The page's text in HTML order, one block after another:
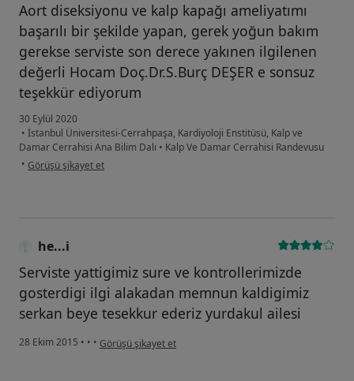
Aort diseksiyonu ve kalp kapağı ameliyatımı
başarılı bir şekilde yapan, gerek yoğun bakım
gerekse serviste son derece yakınen ilgilenen
değerli Hocam Doç.Dr.S.Burç DEŞER e sonsuz
teşekkür ediyorum
30 Eylül 2020
• İstanbul Üniversitesi-Cerrahpaşa, Kardiyoloji Enstitüsü, Kalp ve
Damar Cerrahisi Ana Bilim Dalı • Kalp Ve Damar Cerrahisi Randevusu
• kullanıcının görüşüne göre öz...
Görüşü şikayet et
he...i
Serviste yattigimiz sure ve kontrollerimizde
gosterdigi ilgi alakadan memnun kaldigimiz
serkan beye tesekkur ederiz yurdakul ailesi
28 Ekim 2015 • • • kullanıcının görüşüne göre he...i
Görüşü şikayet et